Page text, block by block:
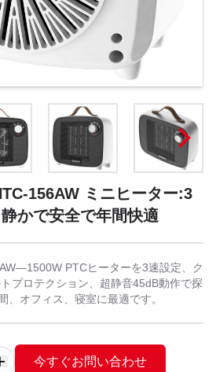
156AW ミニヒーター:3
かで安全で年間快適
PTCヒーターを3速設定、ク
プロテクション、超静音45dB動作で探
、オフィス、寝室に最適です。
今すぐお問い合わせ